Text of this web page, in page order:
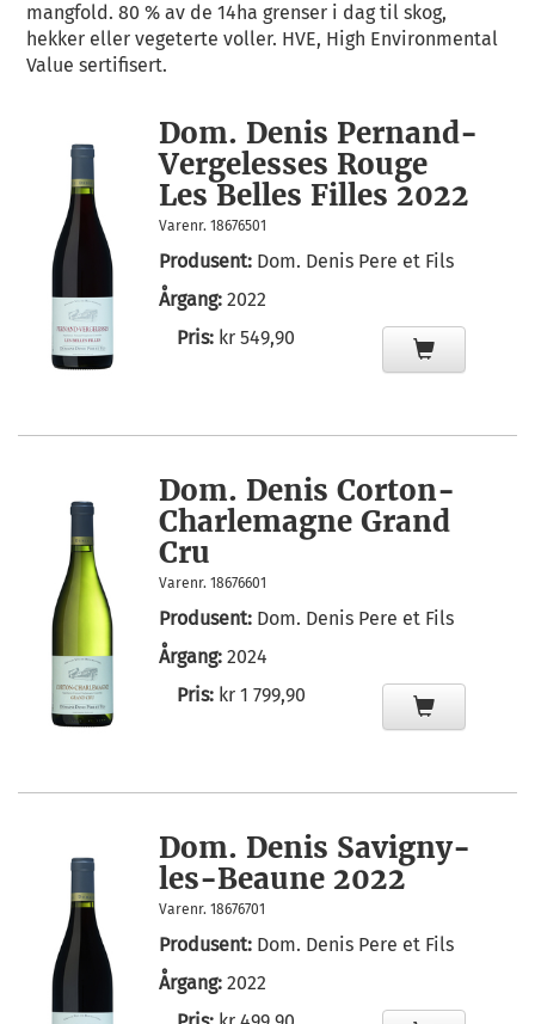
mangfold. 80 % av de 14ha grenser i dag til skog,
hekker eller vegeterte voller. HVE, High Environmental
Value sertifisert.
Dom. Denis Pernand-
Vergelesses Rouge
Les Belles Filles 2022
Varenr. 18676501
Produsent: Dom. Denis Pere et Fils
Årgang: 2022
Pris: kr 549,90
Dom. Denis Corton-
Charlemagne Grand
Cru
Varenr. 18676601
Produsent: Dom. Denis Pere et Fils
Årgang: 2024
Pris: kr 1 799,90
Dom. Denis Savigny-
les-Beaune 2022
Varenr. 18676701
Produsent: Dom. Denis Pere et Fils
Årgang: 2022